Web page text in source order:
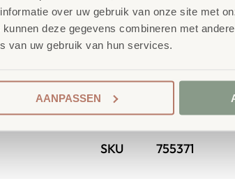
over uw gebruik van onze site met
deze gegevens combineren met
van uw gebruik van hun services.
AANPASSEN
Wij
getest en voldoet aan
Duurzaamheid: wij
onze OneWood-lijn
hout. Daarnaast zelfs
Ecolabel.
Extra
SKU 755371